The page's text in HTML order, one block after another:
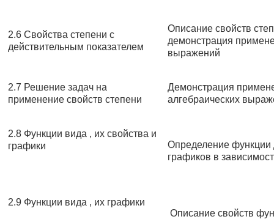
2.6 Свойства степени с
действительным показателем
Описание свойств
демонстрация
выражений
2.7 Решение задач на
применение свойств степени
Демонстрация
алгебраических
2.8 Функции вида , их свойства и
графики
Определение функции
графиков в
2.9 Функции вида , их графики
Описание свойств